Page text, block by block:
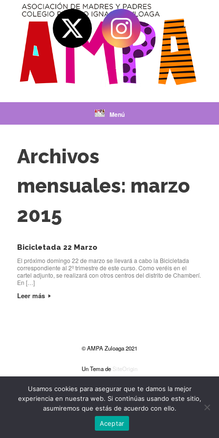
Menú
Archivos
mensuales: marzo
2015
Bicicletada 22 Marzo
El próximo domingo 22 de marzo se llevará a cabo la Bicicletada
correspondiente al 2º trimestre de este curso. Como veréis en el
cartel adjunto, se realizará con otros centros del distrito de Chamberí.
En […]
Leer más
© AMPA Zuloaga 2021
Un Tema de SiteOrigin
Usamos cookies para asegurar que te damos la mejor
experiencia en nuestra web. Si continúas usando este sitio,
asumiremos que estás de acuerdo con ello.
Aceptar